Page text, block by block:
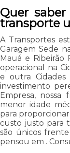
Quer
transporte
A Transportes
Garagem Sede
Mauá e Ribeirão
operacional na
e outra Cidades
investimento
Empresa,
menor idade
para
custo justo para
são únicos
pensou em .